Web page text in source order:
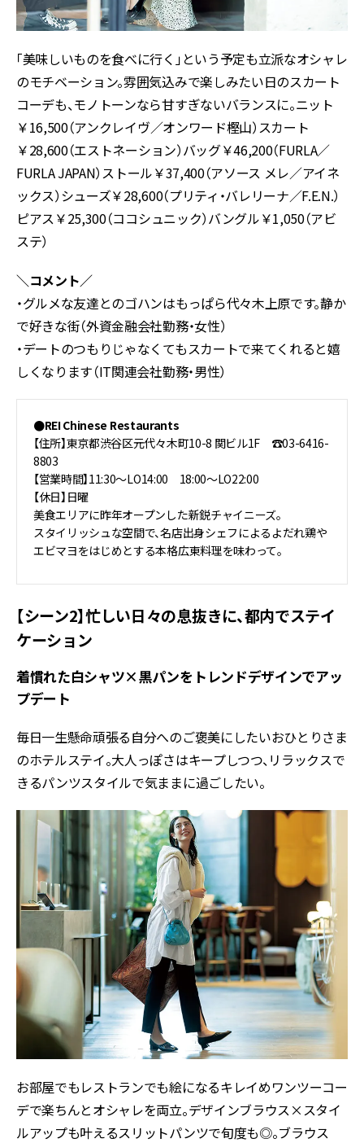
「美味しいものを食べに行く」という予定も立派なオシャレ
のモチベーション。雰囲気込みで楽しみたい日のスカート
コーデも、モノトーンなら甘すぎないバランスに。ニット
￥16,500（アンクレイヴ／オンワード樫山）スカート
￥28,600（エストネーション）バッグ￥46,200（FURLA／
FURLA JAPAN）ストール￥37,400（アソース メレ／アイネ
ックス）シューズ￥28,600（プリティ・バレリーナ／F.E.N.）
ピアス￥25,300（ココシュニック）バングル￥1,050（アビ
ステ）
＼コメント／
・グルメな友達とのゴハンはもっぱら代々木上原です。静か
で好きな街（外資金融会社勤務・女性）
・デートのつもりじゃなくてもスカートで来てくれると嬉
しくなります（IT関連会社勤務・男性）
●REI Chinese Restaurants
【住所】東京都渋谷区元代々木町10-8 関ビル1F ☎03-6416-
8803
【営業時間】11:30～LO14:00 18:00～LO22:00
【休日】日曜
美食エリアに昨年オープンした新鋭チャイニーズ。
スタイリッシュな空間で、名店出身シェフによるよだれ鶏や
エビマヨをはじめとする本格広東料理を味わって。
【シーン2】忙しい日々の息抜きに、都内でステイ
ケーション
着慣れた白シャツ×黒パンをトレンドデザインでアッ
プデート
毎日一生懸命頑張る自分へのご褒美にしたいおひとりさま
のホテルステイ。大人っぽさはキープしつつ、リラックスで
きるパンツスタイルで気ままに過ごしたい。
お部屋でもレストランでも絵になるキレイめワンツーコー
デで楽ちんとオシャレを両立。デザインブラウス×スタイ
ルアップも叶えるスリットパンツで旬度も◎。ブラウス